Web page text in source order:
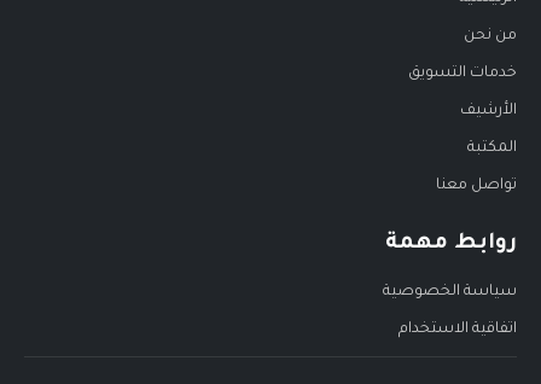
من نحن
خدمات التسويق
الأرشيف
المكتبة
تواصل معنا
روابط مهمة
سياسة الخصوصية
اتفاقية الاستخدام